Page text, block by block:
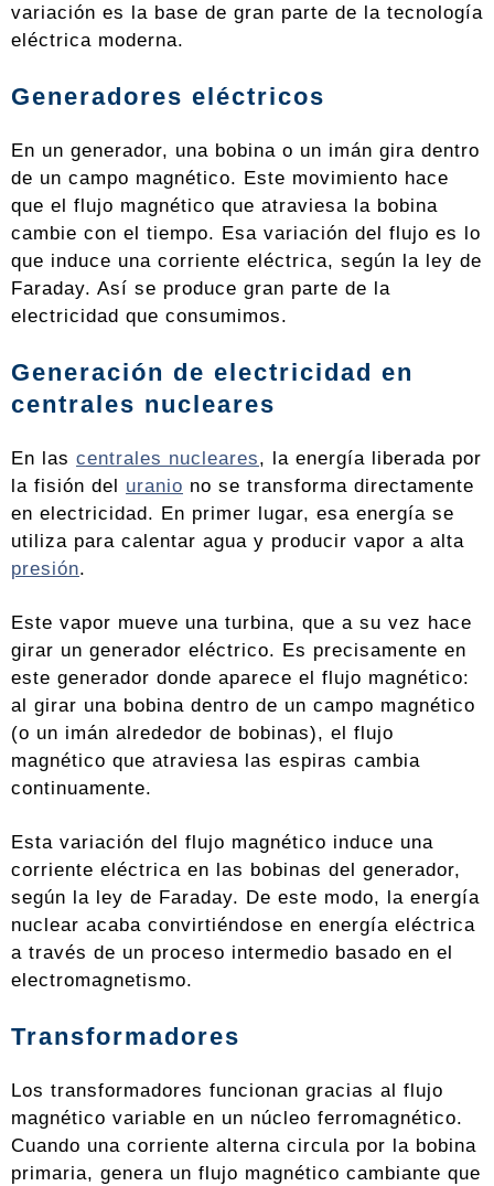
variación es la base de gran parte de la tecnología
eléctrica moderna.
Generadores eléctricos
En un generador, una bobina o un imán gira dentro
de un campo magnético. Este movimiento hace
que el flujo magnético que atraviesa la bobina
cambie con el tiempo. Esa variación del flujo es lo
que induce una corriente eléctrica, según la ley de
Faraday. Así se produce gran parte de la
electricidad que consumimos.
Generación de electricidad en
centrales nucleares
En las centrales nucleares, la energía liberada por
la fisión del uranio no se transforma directamente
en electricidad. En primer lugar, esa energía se
utiliza para calentar agua y producir vapor a alta
presión.
Este vapor mueve una turbina, que a su vez hace
girar un generador eléctrico. Es precisamente en
este generador donde aparece el flujo magnético:
al girar una bobina dentro de un campo magnético
(o un imán alrededor de bobinas), el flujo
magnético que atraviesa las espiras cambia
continuamente.
Esta variación del flujo magnético induce una
corriente eléctrica en las bobinas del generador,
según la ley de Faraday. De este modo, la energía
nuclear acaba convirtiéndose en energía eléctrica
a través de un proceso intermedio basado en el
electromagnetismo.
Transformadores
Los transformadores funcionan gracias al flujo
magnético variable en un núcleo ferromagnético.
Cuando una corriente alterna circula por la bobina
primaria, genera un flujo magnético cambiante que